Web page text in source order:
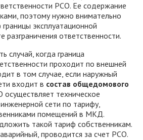
РСО. Ее содержание
поэтому нужно внимательно
эксплуатационной
разграничения ответственности.
случай, когда граница
проходит по внешней
в том случае, если наружный
входит в состав общедомового
осуществляет техническое
сети по тарифу,
помещений в МКД.
такой тариф собственникам.
проводится за счет РСО.